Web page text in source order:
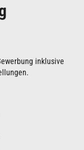
inklusive